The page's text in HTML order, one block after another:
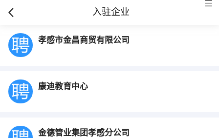
入驻企业
孝感市金昌商贸有限公司
康迪教育中心
金德管业集团孝感分公司